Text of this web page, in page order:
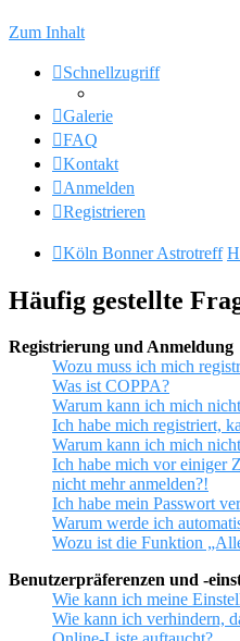
Zum Inhalt
Schnellzugriff
Galerie
FAQ
Kontakt
Anmelden
Registrieren
Köln Bonner Astrotreff
Häufig gestellte
Registrierung und Anmeldung
Wozu muss ich mich
Was ist COPPA?
Warum kann ich mich
Ich habe mich registriert,
Warum kann ich mich
Ich habe mich vor einiger
nicht mehr anmelden?!
Ich habe mein Passwort
Warum werde ich
Wozu ist die Funktion
Benutzerpräferenzen und -
Wie kann ich meine
Wie kann ich verhindern,